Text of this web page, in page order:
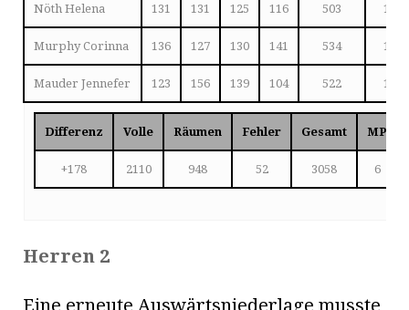
Nöth Helena 131 131 125 116 503 1
Murphy Corinna 136 127 130 141 534 1
Mauder Jennefer 123 156 139 104 522 1
Differenz Volle Räumen Fehler Gesamt MP
+178 2110 948 52 3058 6
Herren 2
Eine erneute Auswärtsniederlage musste